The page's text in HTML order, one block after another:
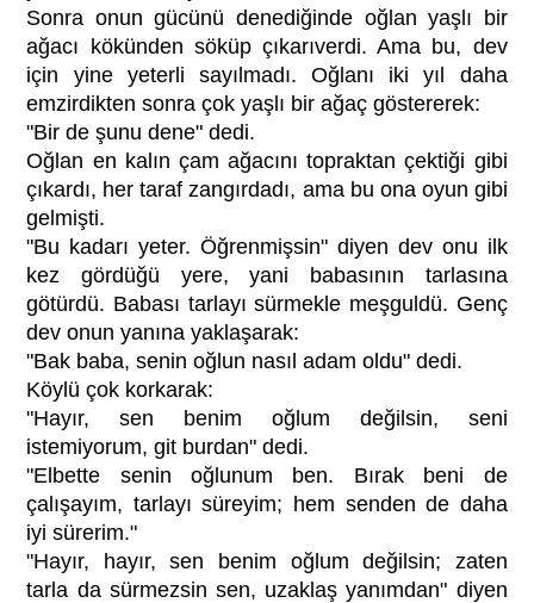
Sonra onun gücünü denediğinde oğlan yaşlı bir
ağacı kökünden söküp çıkarıverdi. Ama bu, dev
için yine yeterli sayılmadı. Oğlanı iki yıl daha
emzirdikten sonra çok yaşlı bir ağaç göstererek:
"Bir de şunu dene" dedi.
Oğlan en kalın çam ağacını topraktan çektiği gibi
çıkardı, her taraf zangırdadı, ama bu ona oyun gibi
gelmişti.
"Bu kadarı yeter. Öğrenmişsin" diyen dev onu ilk
kez gördüğü yere, yani babasının tarlasına
götürdü. Babası tarlayı sürmekle meşguldü. Genç
dev onun yanına yaklaşarak:
"Bak baba, senin oğlun nasıl adam oldu" dedi.
Köylü çok korkarak:
"Hayır, sen benim oğlum değilsin, seni
istemiyorum, git burdan" dedi.
"Elbette senin oğlunum ben. Bırak beni de
çalışayım, tarlayı süreyim; hem senden de daha
iyi sürerim."
"Hayır, hayır, sen benim oğlum değilsin; zaten
tarla da sürmezsin sen, uzaklaş yanımdan" diyen